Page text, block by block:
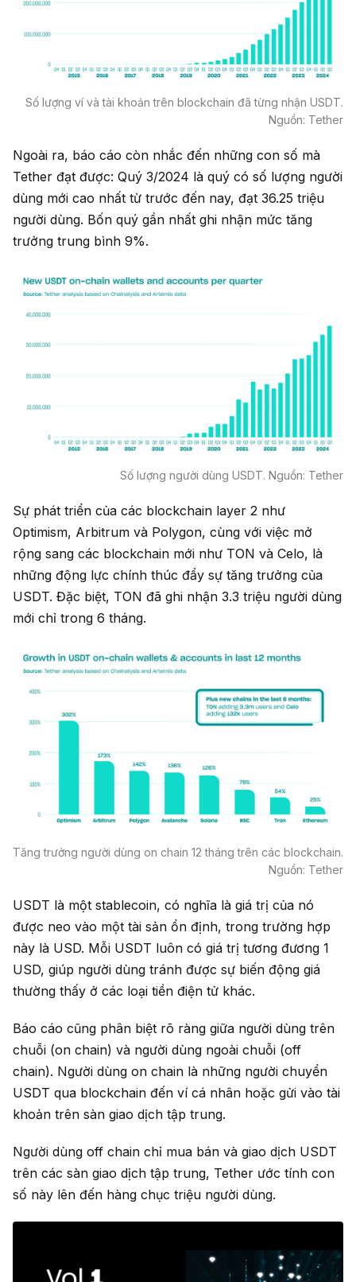
Số lượng ví và tài khoản trên blockchain đã từng nhận USDT.
Nguồn: Tether
Ngoài ra, báo cáo còn nhắc đến những con số mà
Tether đạt được: Quý 3/2024 là quý có số lượng người
dùng mới cao nhất từ trước đến nay, đạt 36.25 triệu
người dùng. Bốn quý gần nhất ghi nhận mức tăng
trưởng trung bình 9%.
Số lượng người dùng USDT. Nguồn: Tether
Sự phát triển của các blockchain layer 2 như
Optimism, Arbitrum và Polygon, cùng với việc mở
rộng sang các blockchain mới như TON và Celo, là
những động lực chính thúc đẩy sự tăng trưởng của
USDT. Đặc biệt, TON đã ghi nhận 3.3 triệu người dùng
mới chỉ trong 6 tháng.
Tăng trưởng người dùng on chain 12 tháng trên các blockchain.
Nguồn: Tether
USDT là một stablecoin, có nghĩa là giá trị của nó
được neo vào một tài sản ổn định, trong trường hợp
này là USD. Mỗi USDT luôn có giá trị tương đương 1
USD, giúp người dùng tránh được sự biến động giá
thường thấy ở các loại tiền điện tử khác.
Báo cáo cũng phân biệt rõ ràng giữa người dùng trên
chuỗi (on chain) và người dùng ngoài chuỗi (off
chain). Người dùng on chain là những người chuyển
USDT qua blockchain đến ví cá nhân hoặc gửi vào tài
khoản trên sàn giao dịch tập trung.
Người dùng off chain chỉ mua bán và giao dịch USDT
trên các sàn giao dịch tập trung, Tether ước tính con
số này lên đến hàng chục triệu người dùng.